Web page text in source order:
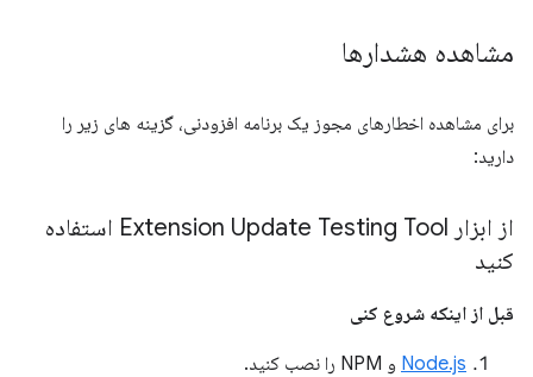
مشاهده هشدارها
برای مشاهده اخطارهای مجوز یک برنامه افزودنی، گزینه های زیر را
دارید:
از ابزار Extension Update Testing Tool استفاده
کنید
قبل از اینکه شروع کنی
Node.js و NPM را نصب کنید.